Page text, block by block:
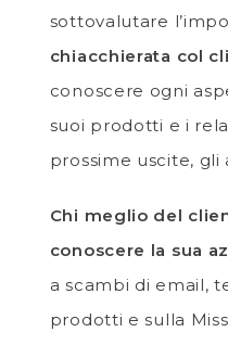
sottovalutare
chiacchierata col
conoscere ogni
suoi prodotti e i
prossime uscite,
Chi meglio del
conoscere la sua
a scambi di email,
prodotti e sulla